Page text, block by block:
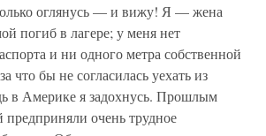
оглянусь — и вижу! Я — жена
погиб в лагере; у меня нет
и ни одного метра собственной
что бы не согласилась уехать из
в Америке я задохнусь. Прошлым
очень трудное